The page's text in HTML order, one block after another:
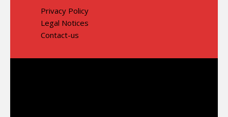
Privacy Policy
Legal Notices
Contact-us